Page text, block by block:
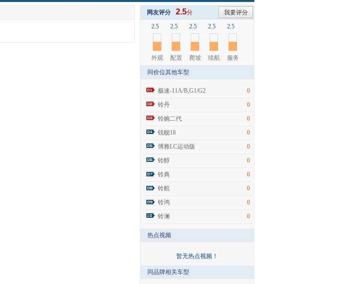
网友评分 我要评分
2.5分
2.5
外观
2.5
配置
2.5
爬坡
2.5
续航
2.5
服务
同价位其他车型
极速-11A/B,G1/G2
0
铃丹
0
铃婉二代
0
锐舰18
0
博雅LC运动版
0
铃醇
0
铃典
0
铃航
0
铃鸿
0
铃澜
0
热点视频
暂无热点视频！
同品牌相关车型